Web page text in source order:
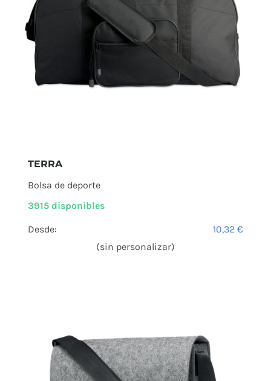
TERRA
Bolsa de deporte
3915 disponibles
Desde: 10,32€
(sin personalizar)